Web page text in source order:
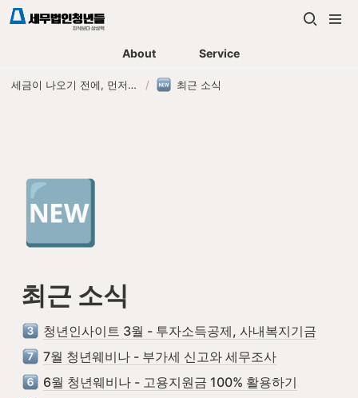
About Service
세금이 나오기 전에, 먼저 연락하는 세무법인 / 최근 소식
🆕
최근 소식
청년인사이트 3월 - 투자소득공제, 사내복지기금
7월 청년웨비나 - 부가세 신고와 세무조사
6월 청년웨비나 - 고용지원금 100% 활용하기